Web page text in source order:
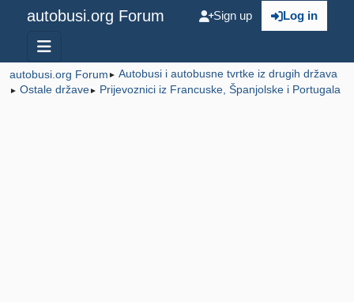
autobusi.org Forum Log in
Sign up
autobusi.org Forum ► Autobusi i autobusne tvrtke iz drugih država
► Ostale države► Prijevoznici iz Francuske, Španjolske i Portugala